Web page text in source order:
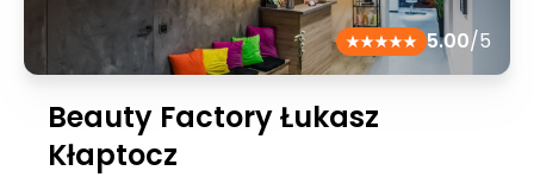
5.00/5
Beauty Factory Łukasz
Kłaptocz